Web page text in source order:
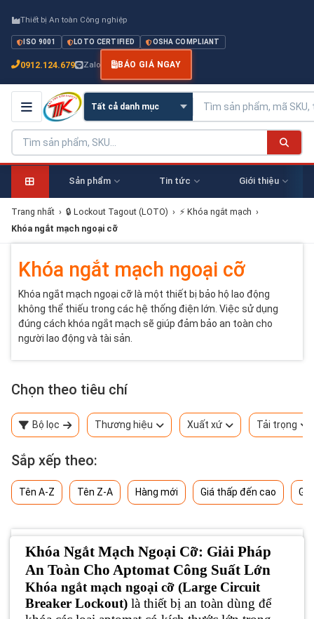
Thiết bị An toàn Công nghiệp
ISO 9001 LOTO CERTIFIED OSHA COMPLIANT
0912.124.679 Zalo BÁO GIÁ NGAY
Sản phẩm Tin tức Giới thiệu
Trang nhất › 🔒 Lockout Tagout (LOTO) › ⚡ Khóa ngắt mạch ›
Khóa ngắt mạch ngoại cỡ
Khóa ngắt mạch ngoại cỡ
Khóa ngắt mạch ngoại cỡ là một thiết bị bảo hộ lao động
không thể thiếu trong các hệ thống điện lớn. Việc sử dụng
đúng cách khóa ngắt mạch sẽ giúp đảm bảo an toàn cho
người lao động và tài sản.
Chọn theo tiêu chí
Bộ lọc Thương hiệu Xuất xứ Tải trọng
Sắp xếp theo:
Tên A-Z Tên Z-A Hàng mới Giá thấp đến cao
Khóa Ngắt Mạch Ngoại Cỡ: Giải Pháp
An Toàn Cho Aptomat Công Suất Lớn
Khóa ngắt mạch ngoại cỡ (Large Circuit
Breaker Lockout) là thiết bị an toàn dùng để